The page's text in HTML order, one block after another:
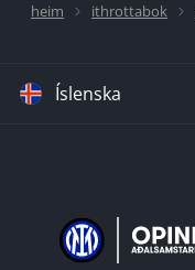
heim ithrottabok
Íslenska